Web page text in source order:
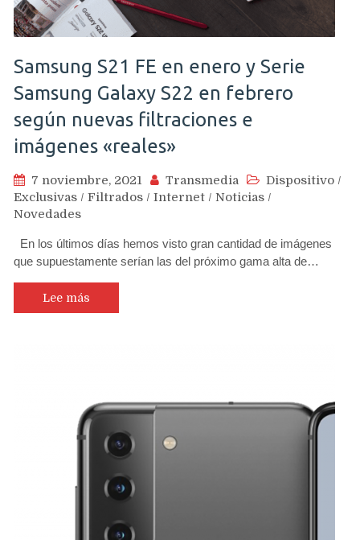
Samsung S21 FE en enero y Serie
Samsung Galaxy S22 en febrero
según nuevas filtraciones e
imágenes «reales»
7 noviembre, 2021 Transmedia Dispositivo /
Exclusivas / Filtrados / Internet / Noticias /
Novedades
En los últimos días hemos visto gran cantidad de imágenes
que supuestamente serían las del próximo gama alta de…
Lee más